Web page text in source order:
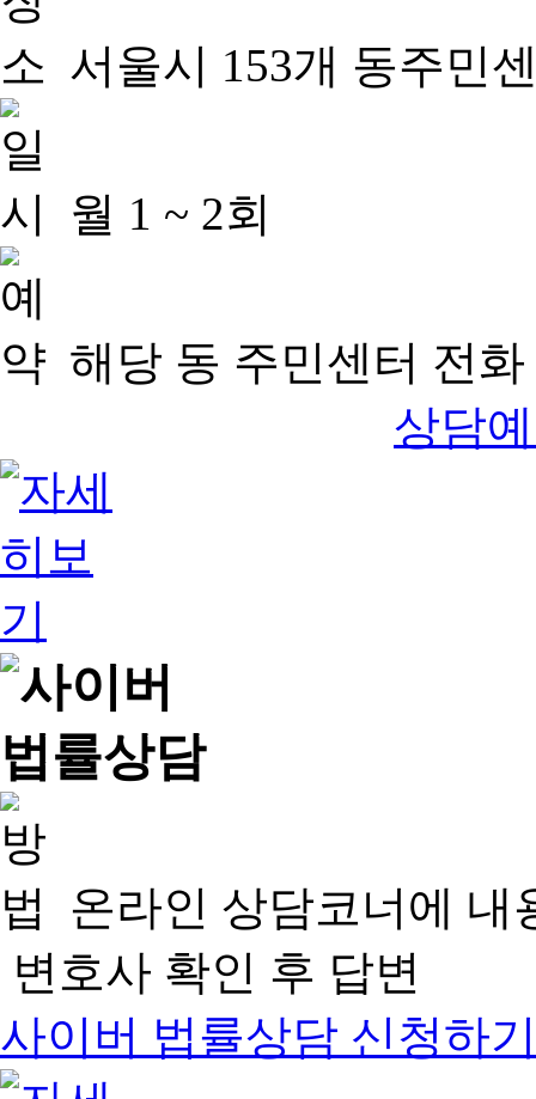
서울시 153개 동주민
월 1 ~ 2회
해당 동 주민센터 전
상담
온라인 상담코너에 내
변호사 확인 후 답변
사이버 법률상담 신청하기